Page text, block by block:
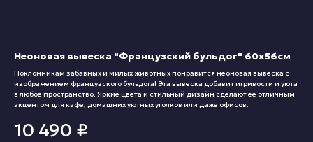
Неоновая вывеска "Французский бульдог" 60х56см
Поклонникам забавных и милых животных понравится неоновая вывеска с
изображением французского бульдога! Эта вывеска добавит игривости и уюта
в любое пространство. Яркие цвета и стильный дизайн сделают её отличным
акцентом для кафе, домашних уютных уголков или даже офисов.
10 490 ₽